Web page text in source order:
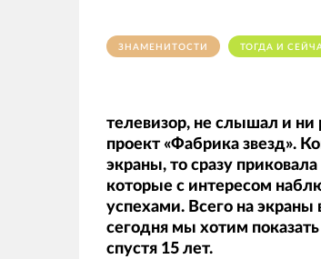
ЗНАМЕНИТОСТИ ТОГДА И
телевизор, не слышал и
проект «Фабрика звезд».
экраны, то сразу
которые с интересом
успехами. Всего на экраны
сегодня мы хотим
спустя 15 лет.